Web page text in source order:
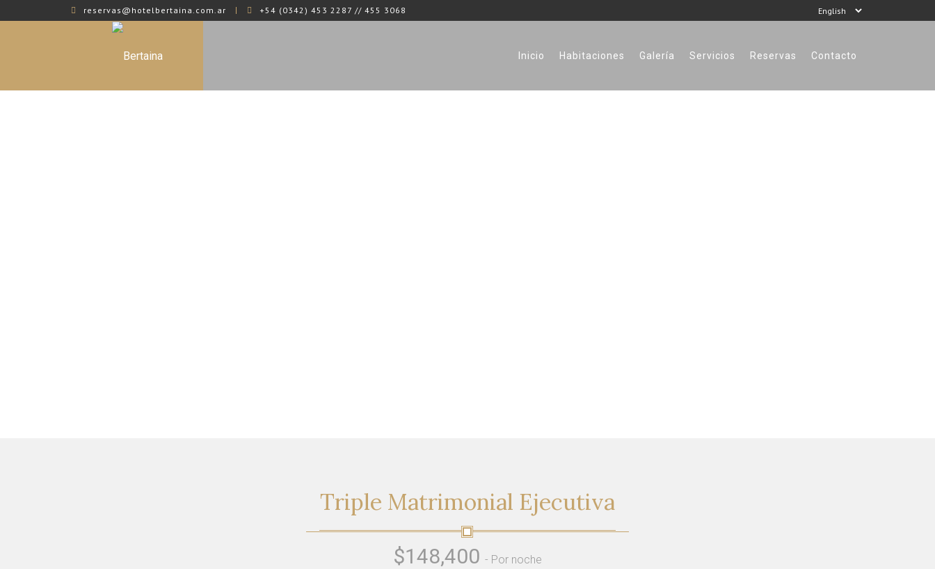
reservas@hotelbertaina.com.ar +54 (0342) 453 2287 // 455 3068
Inicio Habitaciones Galería Servicios Reservas Contacto
Triple Matrimonial Ejecutiva
$148,400 - Por noche